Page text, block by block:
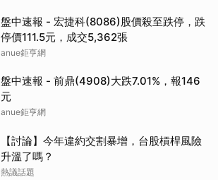
盤中速報 - 宏捷科(8086)股價殺至跌停，跌
停價111.5元，成交5,362張
anue鉅亨網
盤中速報 - 前鼎(4908)大跌7.01%，報146
元
anue鉅亨網
【討論】今年違約交割暴增，台股槓桿風險
升溫了嗎？
熱議話題